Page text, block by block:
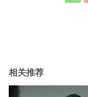
相关推荐